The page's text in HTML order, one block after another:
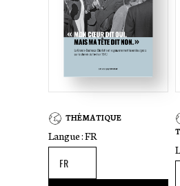
THÉMATIQUE
Langue :FR